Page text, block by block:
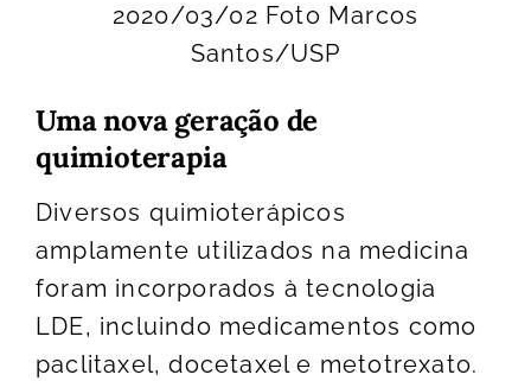
2020/03/02 Foto Marcos
Santos/USP
Uma nova geração de
quimioterapia
Diversos quimioterápicos
amplamente utilizados na medicina
foram incorporados à tecnologia
LDE, incluindo medicamentos como
paclitaxel, docetaxel e metotrexato.